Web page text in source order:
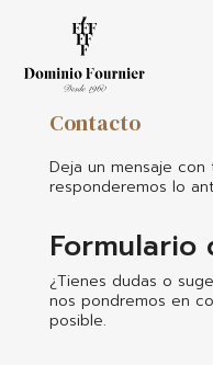
Contacto
Deja un mensaje
responderemos lo
Formulario
¿Tienes dudas o
nos pondremos en
posible.